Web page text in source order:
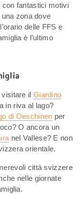
fantastici motivi
zona dove
delle FFS e
è l’ultimo
il Giardino
in riva al lago?
di Oeschinen per
O ancora un
nel Vallese? E non
orientale.
città svizzere
nelle giornate